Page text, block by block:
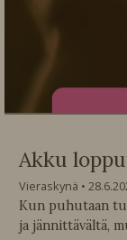
Akku
Vieraskynä
Kun puhutaan
ja jännittävältä,